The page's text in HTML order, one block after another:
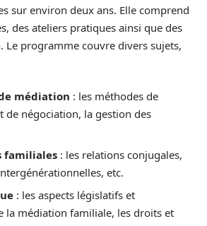
sur environ deux ans. Elle comprend
des ateliers pratiques ainsi que des
Le programme couvre divers sujets,
médiation : les méthodes de
de négociation, la gestion des
familiales : les relations conjugales,
etc.
: les aspects législatifs et
la médiation familiale, les droits et